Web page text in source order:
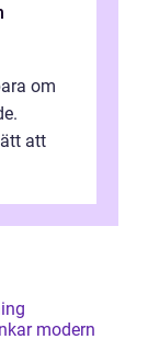
om
att